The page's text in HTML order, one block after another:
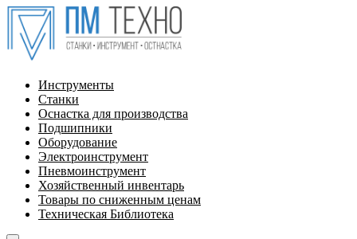
Инструменты
Станки
Оснастка для производства
Подшипники
Оборудование
Электроинструмент
Пневмоинструмент
Хозяйственный инвентарь
Товары по сниженным ценам
Техническая Библиотека